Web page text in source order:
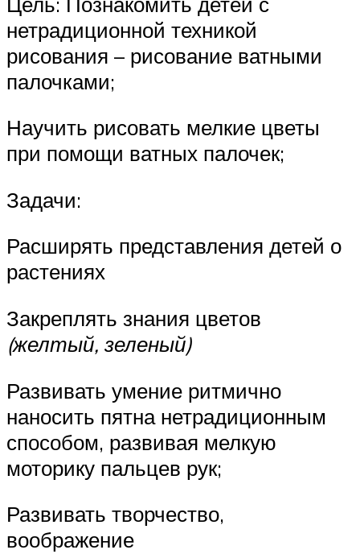
нетрадиционной техникой
рисования – рисование ватными
палочками;
Научить рисовать мелкие цветы
при помощи ватных палочек;
Задачи:
Расширять представления детей о
растениях
Закреплять знания цветов
(желтый, зеленый)
Развивать умение ритмично
наносить пятна нетрадиционным
способом, развивая мелкую
моторику пальцев рук;
Развивать творчество,
воображение